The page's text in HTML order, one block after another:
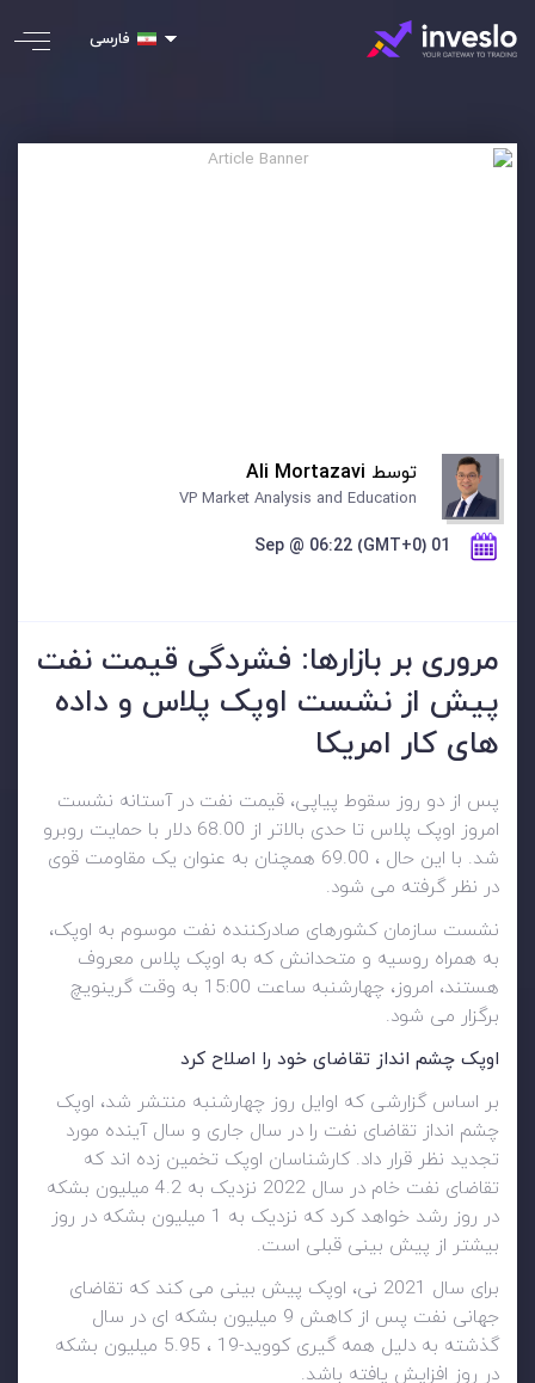
فارسی
توسط Ali Mortazavi
VP Market Analysis and Education
01 Sep @ 06:22 (GMT+0)
مروری بر بازارها: فشردگی قیمت نفت
پیش از نشست اوپک پلاس و داده
های کار امریکا
پس از دو روز سقوط پیاپی، قیمت نفت در آستانه نشست
امروز اوپک پلاس تا حدی بالاتر از 68.00 دلار با حمایت روبرو
شد. با این حال ، 69.00 همچنان به عنوان یک مقاومت قوی
در نظر گرفته می شود.
نشست سازمان کشورهای صادرکننده نفت موسوم به اوپک،
به همراه روسیه و متحدانش که به اوپک پلاس معروف
هستند، امروز، چهارشنبه ساعت 15:00 به وقت گرینویچ
برگزار می شود.
اوپک چشم انداز تقاضای خود را اصلاح کرد
بر اساس گزارشی که اوایل روز چهارشنبه منتشر شد، اوپک
چشم انداز تقاضای نفت را در سال جاری و سال آینده مورد
تجدید نظر قرار داد. کارشناسان اوپک تخمین زده اند که
تقاضای نفت خام در سال 2022 نزدیک به 4.2 میلیون بشکه
در روز رشد خواهد کرد که نزدیک به 1 میلیون بشکه در روز
بیشتر از پیش بینی قبلی است.
برای سال 2021 نی، اوپک پیش بینی می کند که تقاضای
جهانی نفت پس از کاهش 9 میلیون بشکه ای در سال
گذشته به دلیل همه گیری کووید-19 ، 5.95 میلیون بشکه
در روز افزایش یافته باشد.